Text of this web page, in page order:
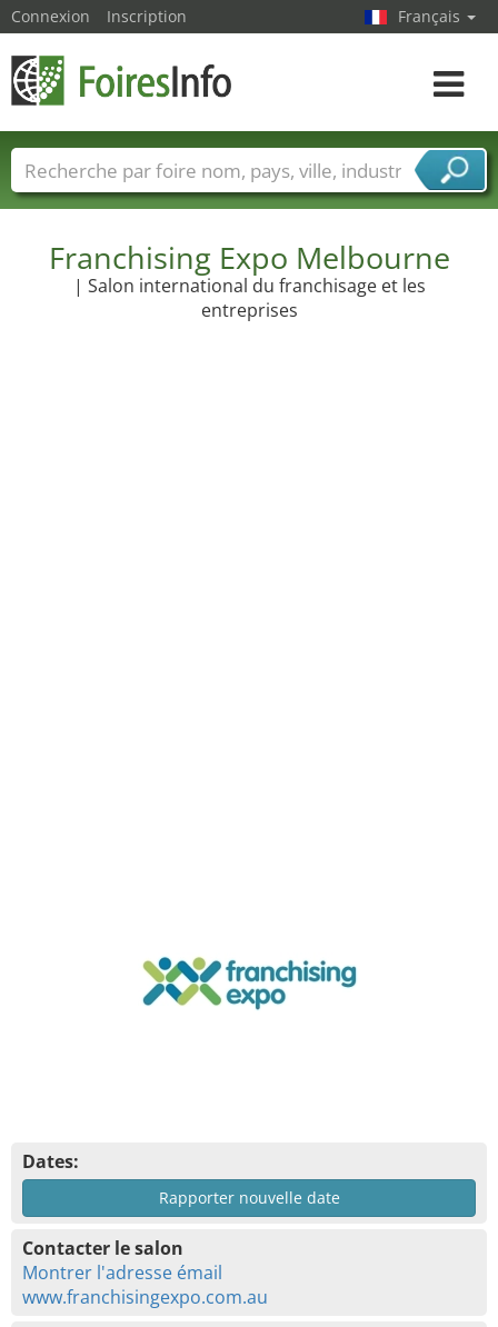
Franchising Expo Melbourne
| Salon international du franchisage et les
entreprises
Dates:
Rapporter nouvelle date
Contacter le salon
Montrer l'adresse émail
www.franchisingexpo.com.au
Connexion Inscription Français
Toggle
Foire noms Pays Villes
Secteurs de foire